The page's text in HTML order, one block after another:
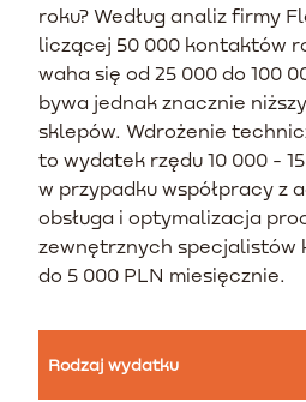
roku? Według analiz firmy
liczącej 50 000 kontaktów
waha się od 25 000 do 100
bywa jednak znacznie
sklepów. Wdrożenie
to wydatek rzędu 10 000 -
w przypadku współpracy z
obsługa i optymalizacja
zewnętrznych specjalistów
do 5 000 PLN miesięcznie.
Rodzaj wydatku